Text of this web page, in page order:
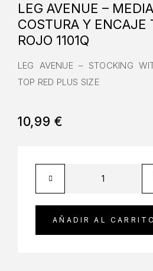
LEG AVENUE –
COSTURA Y ENCAJE
ROJO 1101Q
LEG AVENUE – STOCKING
TOP RED PLUS SIZE
10,99 €
AÑADIR AL CARRITO